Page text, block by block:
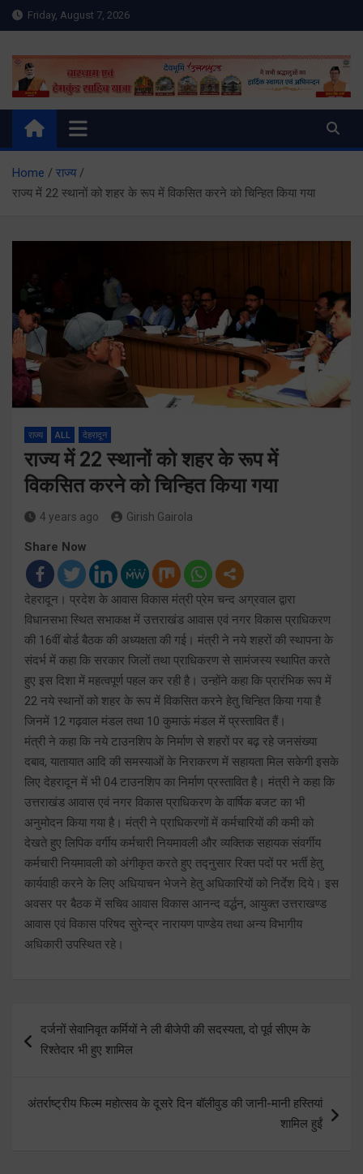
Skip
to
Friday, August 7, 2026
Meru Raibar | Uttarakhand
News | Uttarkashi News
meruraibar.com
Home
राज्य
राज्य में 22 स्थानों को शहर के रूप में विकसित करने को चिन्हित किया गया
राज्य ALL देहरादून
राज्य में 22 स्थानों को शहर के रूप में
विकसित करने को चिन्हित किया गया
4 years ago Girish Gairola
Share Now
देहरादून। प्रदेश के आवास विकास मंत्री प्रेम चन्द अग्रवाल द्वारा
विधानसभा स्थित सभाकक्ष में उत्तराखंड आवास एवं नगर विकास प्राधिकरण
की 16वीं बोर्ड बैठक की अध्यक्षता की गई। मंत्री ने नये शहरों की स्थापना के
संदर्भ में कहा कि सरकार जिलों तथा प्राधिकरण से सामंजस्य स्थापित करते
हुए इस दिशा में महत्वपूर्ण पहल कर रही है। उन्होंने कहा कि प्रारंभिक रूप में
22 नये स्थानों को शहर के रूप में विकसित करने हेतु चिन्हित किया गया है
जिनमें 12 गढ़वाल मंडल तथा 10 कुमाऊं मंडल में प्रस्तावित हैं।
मंत्री ने कहा कि नये टाउनशिप के निर्माण से शहरों पर बढ़ रहे जनसंख्या
दबाव, यातायात आदि की समस्याओं के निराकरण में सहायता मिल सकेगी इसके
लिए देहरादून में भी 04 टाउनशिप का निर्माण प्रस्तावित है। मंत्री ने कहा कि
उत्तराखंड आवास एवं नगर विकास प्राधिकरण के वार्षिक बजट का भी
अनुमोदन किया गया है। मंत्री ने प्राधिकरणों में कर्मचारियों की कमी को
देखते हुए लिपिक वर्गीय कर्मचारी नियमावली और व्यक्तिक सहायक संवर्गीय
कर्मचारी नियमावली को अंगीकृत करते हुए तद्नुसार रिक्त पदों पर भर्ती हेतु
कार्यवाही करने के लिए अधियाचन भेजने हेतु अधिकारियों को निर्देश दिये। इस
अवसर पर बैठक में सचिव आवास विकास आनन्द वर्द्धन, आयुक्त उत्तराखण्ड
आवास एवं विकास परिषद सुरेन्द्र नारायण पाण्डेय तथा अन्य विभागीय
अधिकारी उपस्थित रहे।
navigation
दर्जनों सेवानिवृत कर्मियों ने ली बीजेपी की सदस्यता, दो पूर्व सीएम के
रिश्तेदार भी हुए शामिल
अंतर्राष्ट्रीय फिल्म महोत्सव के दूसरे दिन बॉलीवुड की जानी-मानी हस्तियां
शामिल हुईं